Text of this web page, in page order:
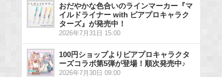
おだやかな色合いのラインマーカー『マ
イルドライナー with ピアプロキャラク
ターズ』が発売中！
2026年7月31日 15:00
100円ショップよりピアプロキャラクタ
ーズコラボ第5弾が登場！順次発売中♪
2026年7月30日 09:00